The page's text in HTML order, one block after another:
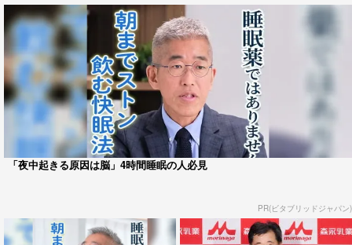
「夜中起きる原因は脳」4時間睡眠の人必見
PR(ビタブリッドジャパン)